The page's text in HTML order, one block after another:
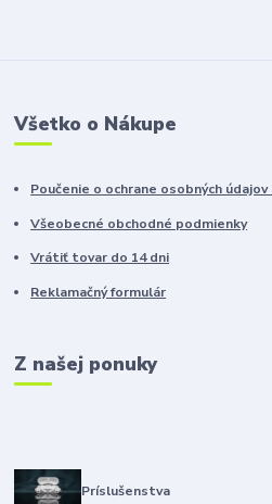
Všetko o Nákupe
Poučenie o ochrane osobných
Všeobecné obchodné podmienky
Vrátiť tovar do 14 dni
Reklamačný formulár
Z našej ponuky
Príslušenstva